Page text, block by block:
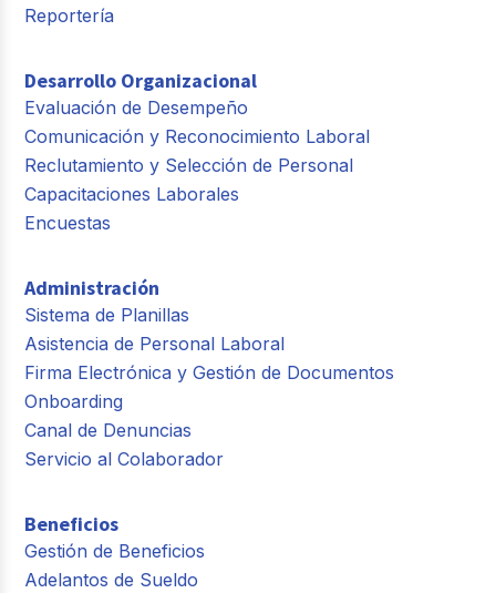
Reportería
Desarrollo Organizacional
Evaluación de Desempeño
Comunicación y Reconocimiento Laboral
Reclutamiento y Selección de Personal
Capacitaciones Laborales
Encuestas
Administración
Sistema de Planillas
Asistencia de Personal Laboral
Firma Electrónica y Gestión de Documentos
Onboarding
Canal de Denuncias
Servicio al Colaborador
Beneficios
Gestión de Beneficios
Adelantos de Sueldo